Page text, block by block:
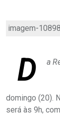
imagem-
D a
domingo (20).
será às 9h,